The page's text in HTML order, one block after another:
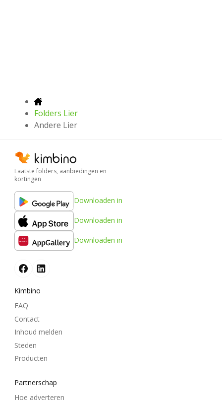
Folders Lier
Andere Lier
Laatste folders, aanbiedingen en
kortingen
Downloaden in
Downloaden in
Downloaden in
Kimbino
FAQ
Contact
Inhoud melden
Steden
Producten
Partnerschap
Hoe adverteren